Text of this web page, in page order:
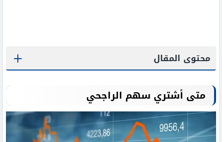
محتوى المقال
متى أشتري سهم الراجحي